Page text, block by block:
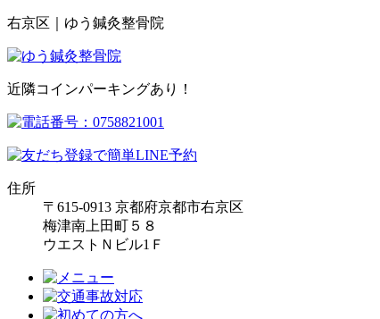
右京区｜ゆう鍼灸整骨院
近隣コインパーキングあり！
住所
〒615-0913 京都府京都市右京区
梅津南上田町５８
ウエストＮビル1Ｆ